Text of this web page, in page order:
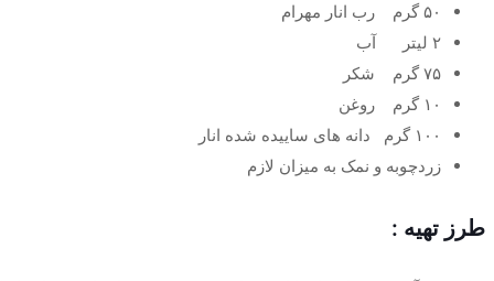
۵۰ گرم رب انار مهرام
۲ لیتر آب
۷۵ گرم شکر
۱۰ گرم روغن
۱۰۰ گرم دانه های ساییده شده انار
زردچوبه و نمک به میزان لازم
طرز تهیه :